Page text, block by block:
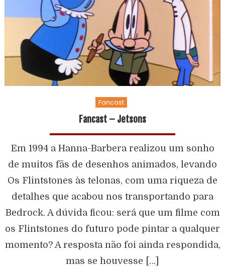
Fancast
Fancast – Jetsons
Em 1994 a Hanna-Barbera realizou um sonho
de muitos fãs de desenhos animados, levando
Os Flintstones às telonas, com uma riqueza de
detalhes que acabou nos transportando para
Bedrock. A dúvida ficou: será que um filme com
os Flintstones do futuro pode pintar a qualquer
momento? A resposta não foi ainda respondida,
mas se houvesse […]